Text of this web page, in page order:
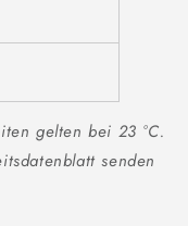
gelten bei 23 °C.
senden